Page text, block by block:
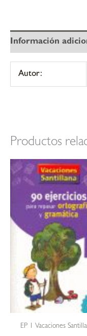
Información
Autor:
Productos
EP 1 Vacaciones